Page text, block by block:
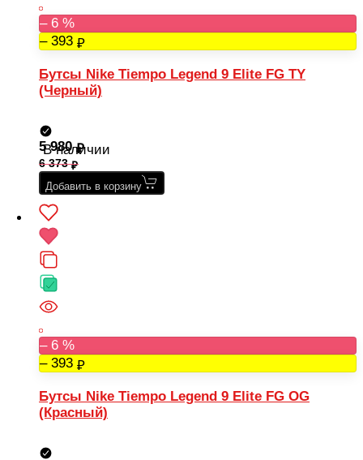
– 6 %
– 393
Бутсы Nike Tiempo Legend 9 Elite FG TY
(Черный)
В наличии
5 980
6 373
Добавить в корзину
– 6 %
– 393
Бутсы Nike Tiempo Legend 9 Elite FG OG
(Красный)